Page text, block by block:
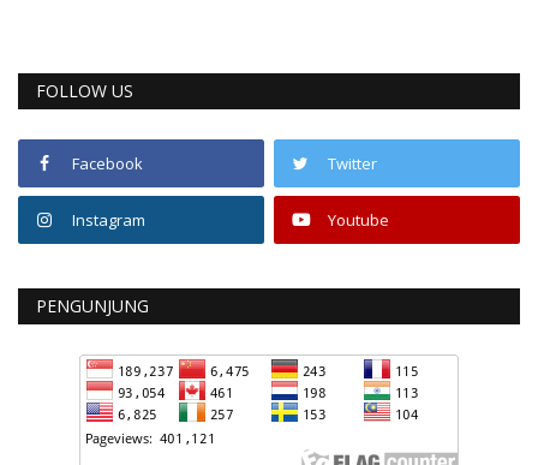
FOLLOW US
Facebook Twitter
Instagram Youtube
PENGUNJUNG